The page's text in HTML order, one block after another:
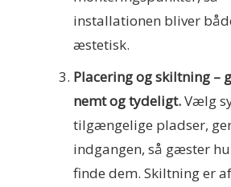
installationen bliver
æstetisk.
Placering og skiltning –
nemt og tydeligt.Vælg
tilgængelige pladser,
indgangen, så gæster
finde dem. Skiltning er